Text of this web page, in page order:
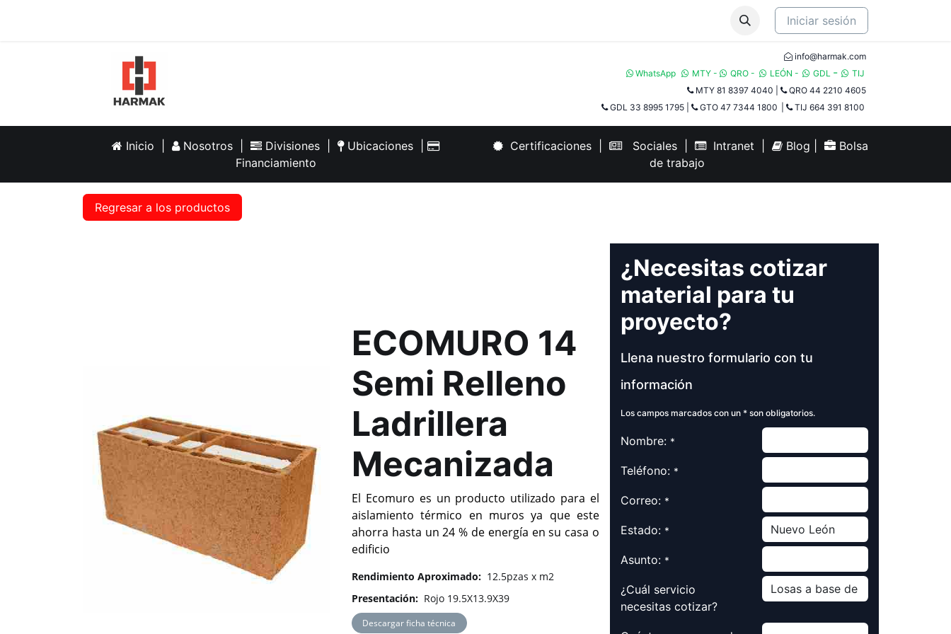
Iniciar sesión
info@harmak.com
WhatsApp
MTY - QRO - LEÓN - GDL -
TIJ​
MTY 81 8397 4040
QRO 44 2210 4605
GDL 33 8995 1795
GTO 47 7344 1800 TIJ 664 391 8100
Inicio Nosotros Divisiones Ubicaciones
Financiamiento
Certificaciones Sociales Intranet Blog
Bolsa
de trabajo
Regresar a los productos
ECOMURO 14
Semi Relleno
Ladrillera
Mecanizada
El Ecomuro es un producto utilizado para el
aislamiento térmico en muros ya que este
ahorra hasta un 24 % de energía en su casa o
edificio
Rendimiento Aproximado: 12.5pzas x m2
Presentación: Rojo 19.5X13.9X39
Descargar ficha técnica
¿Necesitas cotizar
material para tu
proyecto?
Llena nuestro formulario con tu
información
Los campos marcados con un * son obligatorios.
Nombre: *
Teléfono: *
Correo: *
Estado: *
Asunto: *
¿Cuál servicio
necesitas cotizar?